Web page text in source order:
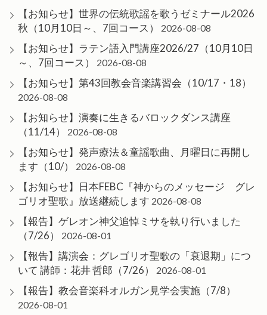
【お知らせ】世界の伝統歌謡を歌うゼミナール2026
秋（10月10日～、7回コース）
2026-08-08
【お知らせ】ラテン語入門講座2026/27（10月10日
～、7回コース）
2026-08-08
【お知らせ】第43回教会音楽講習会（10/17・18）
2026-08-08
【お知らせ】演奏に生きるバロックダンス講座
（11/14）
2026-08-08
【お知らせ】発声療法＆童謡歌曲、月曜日に再開し
ます（10/）
2026-08-08
【お知らせ】日本FEBC『神からのメッセージ グレ
ゴリオ聖歌』放送継続します 2026-08-08
【報告】ゲレオン神父追悼ミサを執り行いました
（7/26）
2026-08-01
【報告】講演会：グレゴリオ聖歌の「衰退期」につ
いて 講師：花井 哲郎（7/26）
2026-08-01
【報告】教会音楽科オルガン見学会実施（7/8）
2026-08-01